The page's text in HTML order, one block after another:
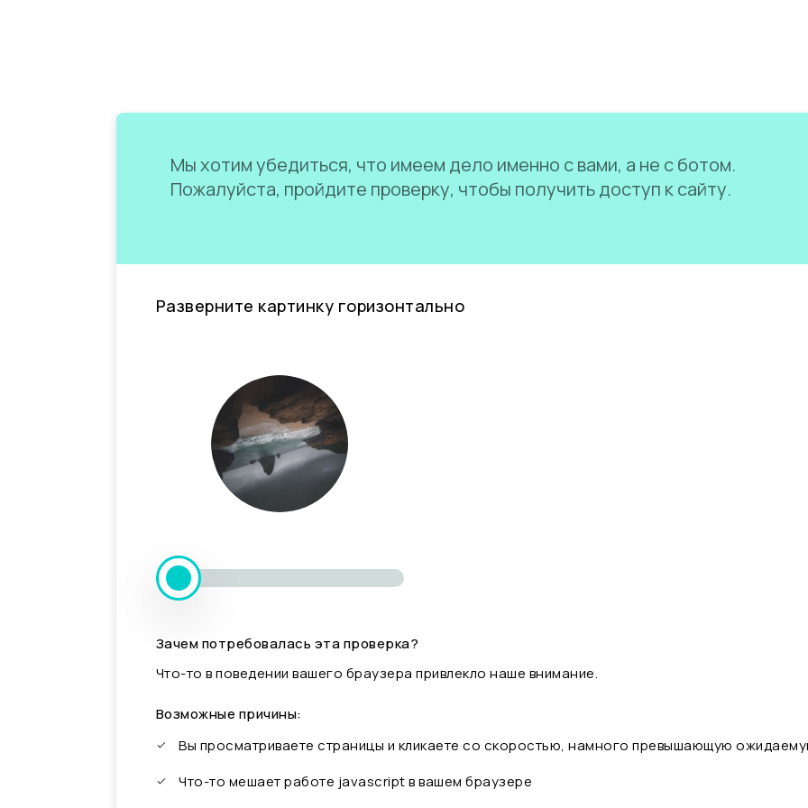
Мы хотим убедиться, что имеем дело именно с вами, а не с ботом.
Пожалуйста, пройдите проверку, чтобы получить доступ к сайту.
Разверните картинку горизонтально
Зачем потребовалась эта проверка?
Что-то в поведении вашего браузера привлекло наше внимание.
Возможные причины:
Вы просматриваете страницы и кликаете со скоростью, намного превышающую
Что-то мешает работе javascript в вашем браузере